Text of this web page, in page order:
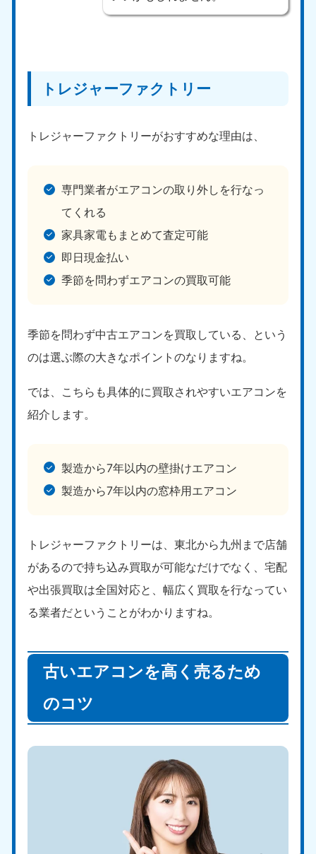
トレジャーファクトリー
トレジャーファクトリーがおすすめな理由は、
専門業者がエアコンの取り外しを行なっ
てくれる
家具家電もまとめて査定可能
即日現金払い
季節を問わずエアコンの買取可能
季節を問わず中古エアコンを買取している、という
のは選ぶ際の大きなポイントのなりますね。
では、こちらも具体的に買取されやすいエアコンを
紹介します。
製造から7年以内の壁掛けエアコン
製造から7年以内の窓枠用エアコン
トレジャーファクトリーは、東北から九州まで店舗
があるので持ち込み買取が可能なだけでなく、宅配
や出張買取は全国対応と、幅広く買取を行なってい
る業者だということがわかりますね。
古いエアコンを高く売るため
のコツ